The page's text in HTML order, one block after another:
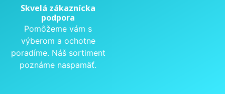
Skvelá zákaznícka
podpora
Pomôžeme vám s
výberom a ochotne
poradíme. Náš sortiment
poznáme naspamäť.